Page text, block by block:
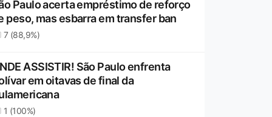
Paulo acerta empréstimo de reforço
peso, mas esbarra em transfer ban
7 (88,9%)
ASSISTIR! São Paulo enfrenta
em oitavas de final da
1 (100%)